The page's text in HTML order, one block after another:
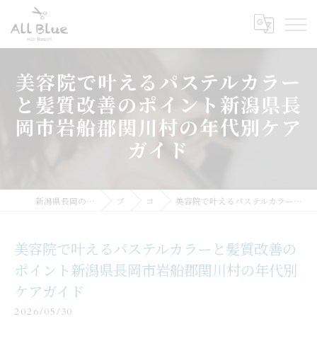
美容院で叶えるパステルカラー
と髪質改善のポイント新潟県長
岡市岩船郡関川村の年代別ケア
ガイド
新潟県長岡の美容院ならHair Resort ALL BLue ブログ コラム 美容院で叶えるパステルカラーと髪質改善のポイント新潟県長岡市岩船郡関川村の年代別ケアガイド
美容院で叶えるパステルカラーと髪質改善の
ポイント新潟県長岡市岩船郡関川村の年代別
ケアガイド
2026/05/30